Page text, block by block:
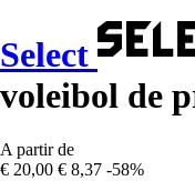
Select
voleibol de
A partir de
€ 20,00 € 8,37 -58%